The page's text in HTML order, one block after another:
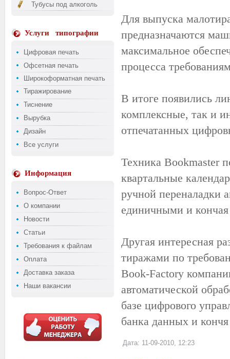
Тубусы под алкоголь
Услуги типографии
Цифровая печать
Офсетная печать
Широкоформатная печать
Тиражирование
Тиснение
Вырубка
Дизайн
Все услуги
Информация
Вопрос-Ответ
О компании
Новости
Статьи
Требования к файлам
Оплата
Доставка заказа
Наши вакансии
Для выпуска
предназначаются
максимальное
процесса
В итоге появились
комплексные, так и
отпечатанных
Техника Bookmaster
квартальные
ручной переналадки
единичными и кончая
Другая интересная
тиражами по
Book-Factory
автоматической
базе цифрового
банка данных и кончя
Дата: 11-09-2010, 12:23